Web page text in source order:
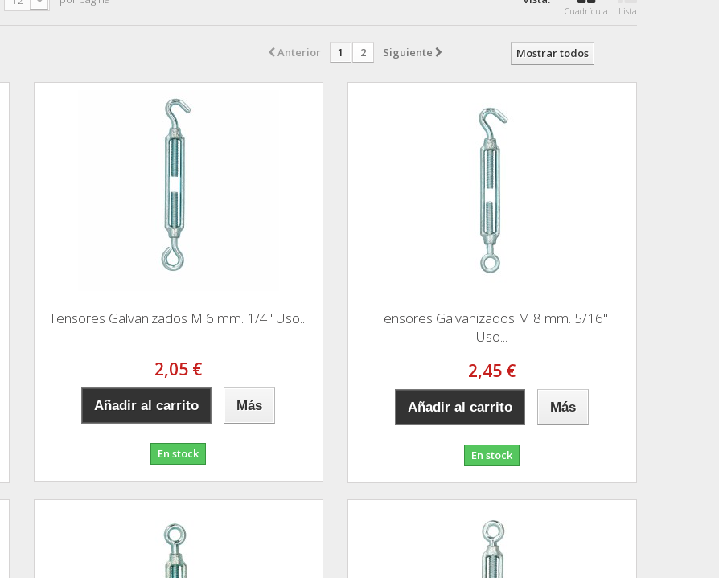
Cuadrícula Lista
Mostrar todos
Anterior 1 2 Siguiente
Tensores Galvanizados M 6 mm. 1/4" Uso...
2,05 €
Añadir al carrito Más
En stock
Tensores Galvanizados M 8 mm. 5/16"
Uso...
2,45 €
Añadir al carrito Más
En stock